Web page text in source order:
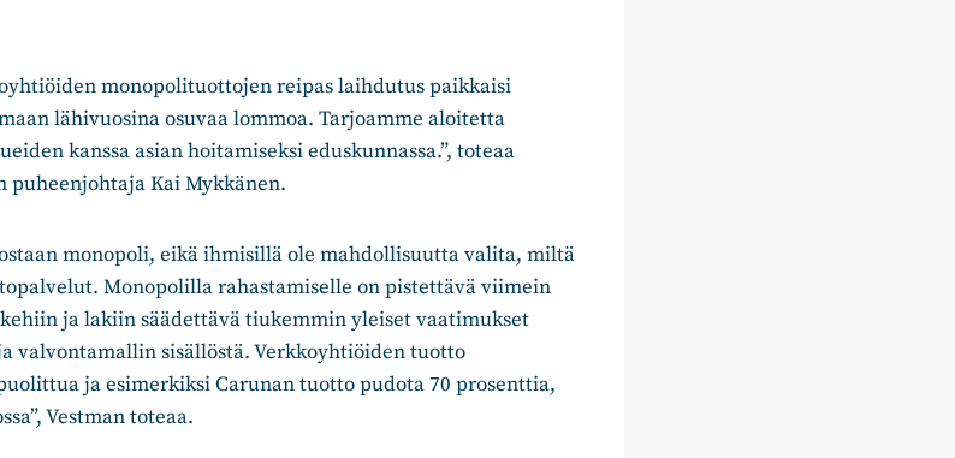
monopolituottojen reipas laihdutus paikkaisi
lähivuosina osuvaa lommoa. Tarjoamme aloitetta
kanssa asian hoitamiseksi eduskunnassa.”, toteaa
puheenjohtaja Kai Mykkänen.
monopoli, eikä ihmisillä ole mahdollisuutta valita, miltä
Monopolilla rahastamiselle on pistettävä viimein
ja lakiin säädettävä tiukemmin yleiset vaatimukset
valvontamallin sisällöstä. Verkkoyhtiöiden tuotto
ja esimerkiksi Carunan tuotto pudota 70 prosenttia,
Vestman toteaa.